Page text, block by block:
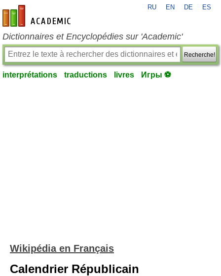
fr-academic.com
RU EN DE ES
Dictionnaires et Encyclopédies sur 'Academic'
Recherche!
interprétations traductions livres Игры ⚽
Wikipédia en Français
Calendrier Républicain